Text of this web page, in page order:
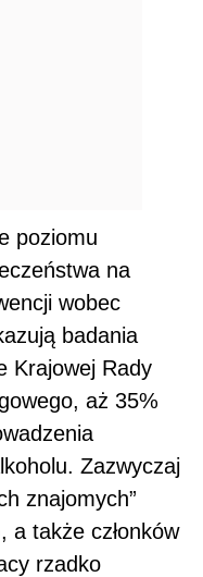
poziomu
na
wobec
badania
Krajowej Rady
aż 35%
Zazwyczaj
znajomych”
a także członków
rzadko